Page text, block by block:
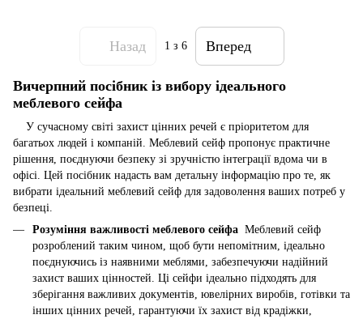
Назад 1 з 6 Вперед
Вичерпний посібник із вибору ідеального
меблевого сейфа
У сучасному світі захист цінних речей є пріоритетом для
багатьох людей і компаній. Меблевий сейф пропонує практичне
рішення, поєднуючи безпеку зі зручністю інтеграції вдома чи в
офісі. Цей посібник надасть вам детальну інформацію про те, як
вибрати ідеальний меблевий сейф для задоволення ваших потреб у
безпеці.
Розуміння важливості меблевого сейфа Меблевий сейф
розроблений таким чином, щоб бути непомітним, ідеально
поєднуючись із наявними меблями, забезпечуючи надійний
захист ваших цінностей. Ці сейфи ідеально підходять для
зберігання важливих документів, ювелірних виробів, готівки та
інших цінних речей, гарантуючи їх захист від крадіжки,